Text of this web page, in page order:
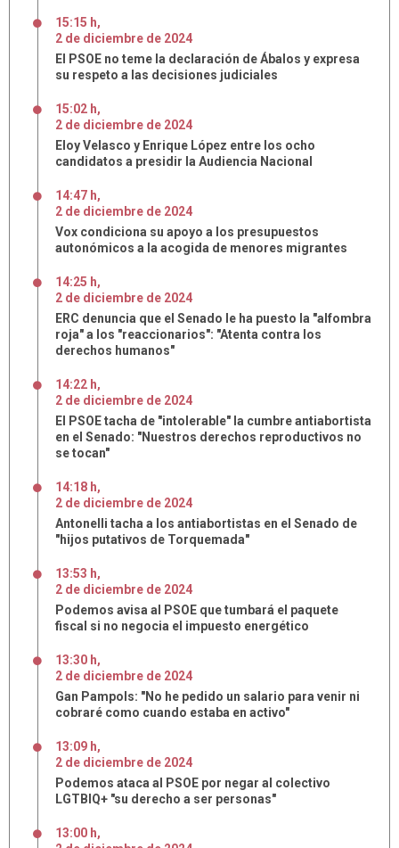
15:15 h,
2 de diciembre de 2024
El PSOE no teme la declaración de Ábalos y expresa
su respeto a las decisiones judiciales
15:02 h,
2 de diciembre de 2024
Eloy Velasco y Enrique López entre los ocho
candidatos a presidir la Audiencia Nacional
14:47 h,
2 de diciembre de 2024
Vox condiciona su apoyo a los presupuestos
autonómicos a la acogida de menores migrantes
14:25 h,
2 de diciembre de 2024
ERC denuncia que el Senado le ha puesto la "alfombra
roja" a los "reaccionarios": "Atenta contra los
derechos humanos"
14:22 h,
2 de diciembre de 2024
El PSOE tacha de "intolerable" la cumbre antiabortista
en el Senado: "Nuestros derechos reproductivos no
se tocan"
14:18 h,
2 de diciembre de 2024
Antonelli tacha a los antiabortistas en el Senado de
"hijos putativos de Torquemada"
13:53 h,
2 de diciembre de 2024
Podemos avisa al PSOE que tumbará el paquete
fiscal si no negocia el impuesto energético
13:30 h,
2 de diciembre de 2024
Gan Pampols: "No he pedido un salario para venir ni
cobraré como cuando estaba en activo"
13:09 h,
2 de diciembre de 2024
Podemos ataca al PSOE por negar al colectivo
LGTBIQ+ "su derecho a ser personas"
13:00 h,